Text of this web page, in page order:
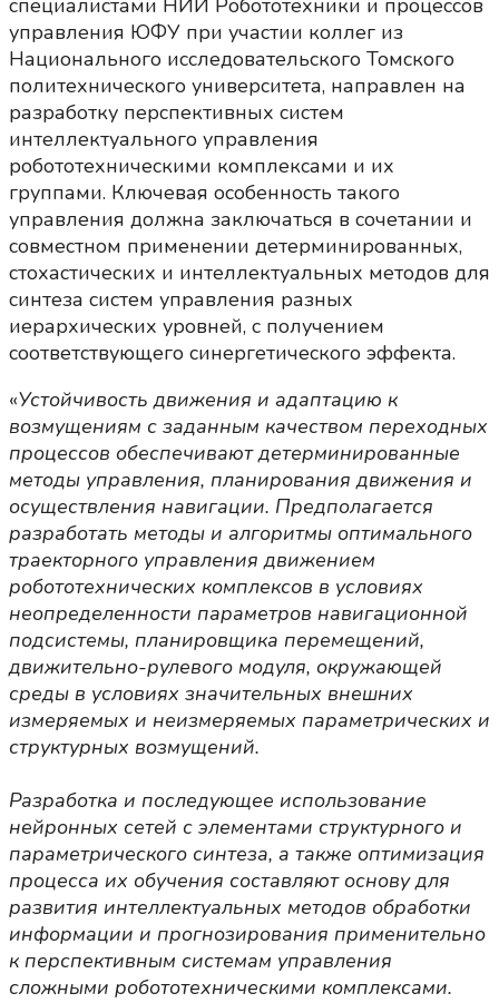
специалистами НИИ Робототехники и процессов
управления ЮФУ при участии коллег из
Национального исследовательского Томского
политехнического университета, направлен на
разработку перспективных систем
интеллектуального управления
робототехническими комплексами и их
группами. Ключевая особенность такого
управления должна заключаться в сочетании и
совместном применении детерминированных,
стохастических и интеллектуальных методов для
синтеза систем управления разных
иерархических уровней, с получением
соответствующего синергетического эффекта.
«Устойчивость движения и адаптацию к
возмущениям с заданным качеством переходных
процессов обеспечивают детерминированные
методы управления, планирования движения и
осуществления навигации. Предполагается
разработать методы и алгоритмы оптимального
траекторного управления движением
робототехнических комплексов в условиях
неопределенности параметров навигационной
подсистемы, планировщика перемещений,
движительно-рулевого модуля, окружающей
среды в условиях значительных внешних
измеряемых и неизмеряемых параметрических и
структурных возмущений.
Разработка и последующее использование
нейронных сетей с элементами структурного и
параметрического синтеза, а также оптимизация
процесса их обучения составляют основу для
развития интеллектуальных методов обработки
информации и прогнозирования применительно
к перспективным системам управления
сложными робототехническими комплексами.